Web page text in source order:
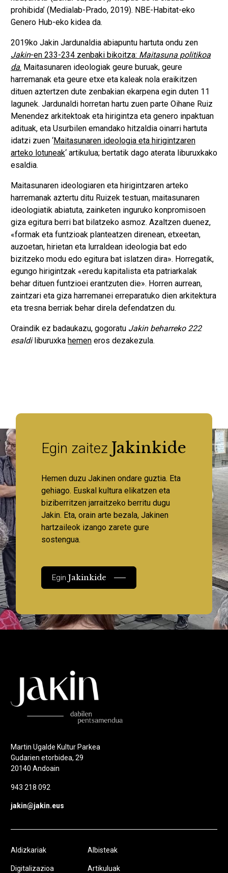
prohibida’ (Medialab-Prado, 2019). NBE-Habitat-eko
Genero Hub-eko kidea da.
2019ko Jakin Jardunaldia abiapuntu hartuta ondu zen
Jakin-en 233-234 zenbaki bikoitza: Maitasuna politikoa
da. Maitasunaren ideologiak geure buruak, geure
harremanak eta geure etxe eta kaleak nola eraikitzen
dituen aztertzen dute zenbakian ekarpena egin duten 11
lagunek. Jardunaldi horretan hartu zuen parte Oihane Ruiz
Menendez arkitektoak eta hirigintza eta genero inpaktuan
adituak, eta Usurbilen emandako hitzaldia oinarri hartuta
idatzi zuen ‘Maitasunaren ideologia eta hirigintzaren
arteko lotuneak‘ artikulua; bertatik dago aterata liburuxkako
esaldia.
Maitasunaren ideologiaren eta hirigintzaren arteko
harremanak aztertu ditu Ruizek testuan, maitasunaren
ideologiatik abiatuta, zainketen inguruko konpromisoen
giza egitura berri bat bilatzeko asmoz. Azaltzen duenez,
«formak eta funtzioak planteatzen direnean, etxeetan,
auzoetan, hirietan eta lurraldean ideologia bat edo
bizitzeko modu edo egitura bat islatzen dira». Horregatik,
egungo hirigintzak «eredu kapitalista eta patriarkalak
behar dituen funtzioei erantzuten die». Horren aurrean,
zaintzari eta giza harremanei erreparatuko dien arkitektura
eta tresna berriak behar direla defendatzen du.
Oraindik ez badaukazu, gogoratu Jakin beharreko 222
esaldiliburuxka hemeneros dezakezula.
Egin zaitez Jakinkide
Hemen duzu Jakinen ondare guztia. Eta
gehiago. Euskal kultura elikatzen eta
biziberritzen jarraitzeko berritu dugu
Jakin. Eta, orain arte bezala, Jakinen
hartzaileok izango zarete gure
sostengua.
EginJakinkide
Martin Ugalde Kultur Parkea
Gudarien etorbidea, 29
20140 Andoain
943 218 092
jakin@jakin.eus
Aldizkariak
Digitalizazioa
Albisteak
Artikuluak